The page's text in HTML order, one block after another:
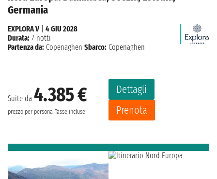
Germania
Suite da 4.385 €
prezzo per persona Tasse incluse
Dettagli
Prenota
EXPLORA V
4 GIU 2028
Durata: 7 notti
Partenza da: Copenaghen Sbarco: Copenaghen